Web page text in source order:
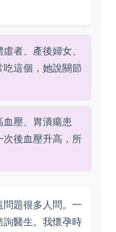
者、產後婦女、
這個，她說關節
壓、胃潰瘍患
後血壓升高，所
題很多人問。一
醫生。我懷孕時